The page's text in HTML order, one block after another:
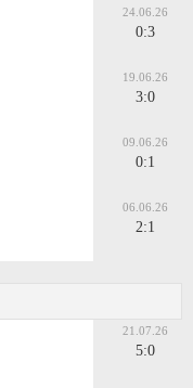
24.06.26
0:3
19.06.26
3:0
09.06.26
0:1
06.06.26
2:1
21.07.26
5:0